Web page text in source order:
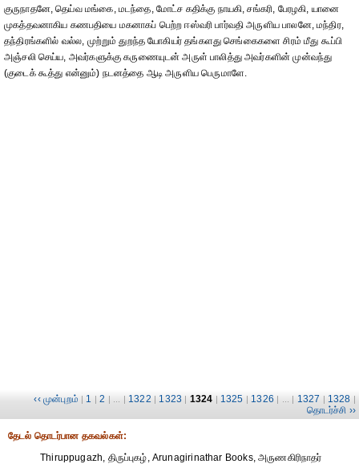
குருநாதனே, தெய்வ மங்கை, மடந்தை, மோட்ச கதிக்கு நாயகி, சங்கரி, பேரழகி, யானை
முகத்தவனாகிய கணபதியை மகனாகப் பெற்ற ஈஸ்வரி பார்வதி அருளிய பாலனே, மந்திர,
தந்திரங்களில் வல்ல, முற்றும் துறந்த யோகியர் தங்களது செங்கைகளை சிரம் மீது கூப்பி
அஞ்சலி செய்ய, அவர்களுக்கு கருணையுடன் அருள் பாலித்து அவர்களின் முன்வந்து
(குடைக் கூத்து என்னும்) நடனத்தை ஆடி அருளிய பெருமாளே.
‹‹ முன்புறம் | 1 | 2 | ... | 1322 | 1323 | 1324 | 1325 | 1326 | ... | 1327 | 1328 |
தொடர்ச்சி ››
தேட‌ல் தொட‌ர்பான தகவ‌ல்க‌ள்:
Thiruppugazh, திருப்புகழ், Arunagirinathar Books, அருணகிரிநாதர்